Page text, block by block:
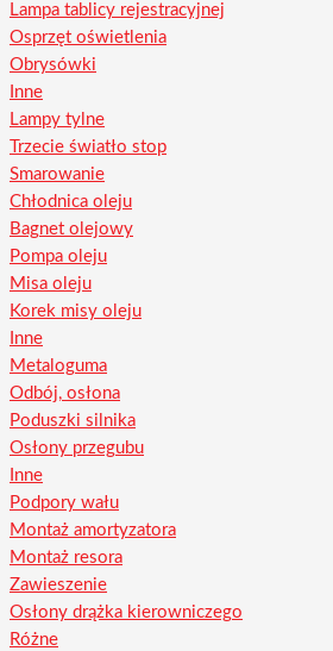
Lampa tablicy rejestracyjnej
Osprzęt oświetlenia
Obrysówki
Inne
Lampy tylne
Trzecie światło stop
Smarowanie
Chłodnica oleju
Bagnet olejowy
Pompa oleju
Misa oleju
Korek misy oleju
Inne
Metaloguma
Odbój, osłona
Poduszki silnika
Osłony przegubu
Inne
Podpory wału
Montaż amortyzatora
Montaż resora
Zawieszenie
Osłony drążka kierowniczego
Różne